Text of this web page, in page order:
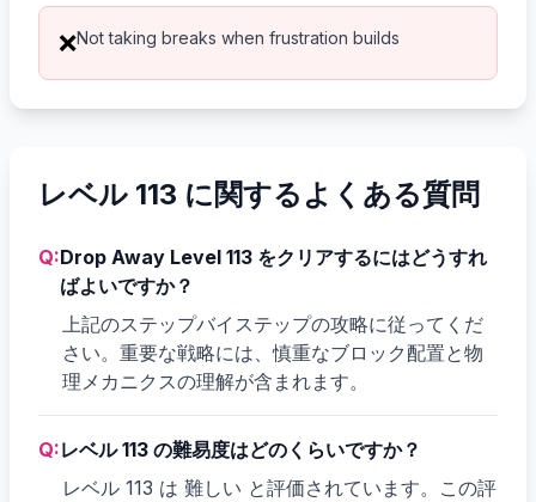
❌Not taking breaks when frustration builds
レベル 113 に関するよくある質問
Q:Drop Away Level 113 をクリアするにはどうすれ
ばよいですか？
上記のステップバイステップの攻略に従ってくだ
さい。重要な戦略には、慎重なブロック配置と物
理メカニクスの理解が含まれます。
Q:レベル 113 の難易度はどのくらいですか？
レベル 113 は 難しい と評価されています。この評